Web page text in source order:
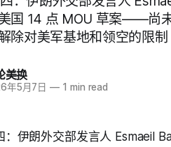
国 14 点 MOU 草案——尚
除对美军基地和领空的限
美换
年5月7日 — 1 min read
：伊朗外交部发言人 Esmaeil